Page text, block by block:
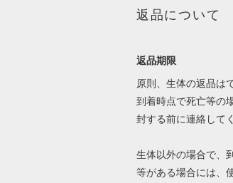
返品について
返品期限
原則、生体の返品は
到着時点で死亡等の
封する前に連絡して
生体以外の場合で、
等がある場合には、